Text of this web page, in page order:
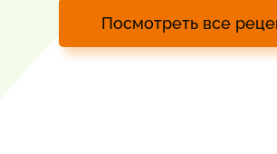
Посмотреть все